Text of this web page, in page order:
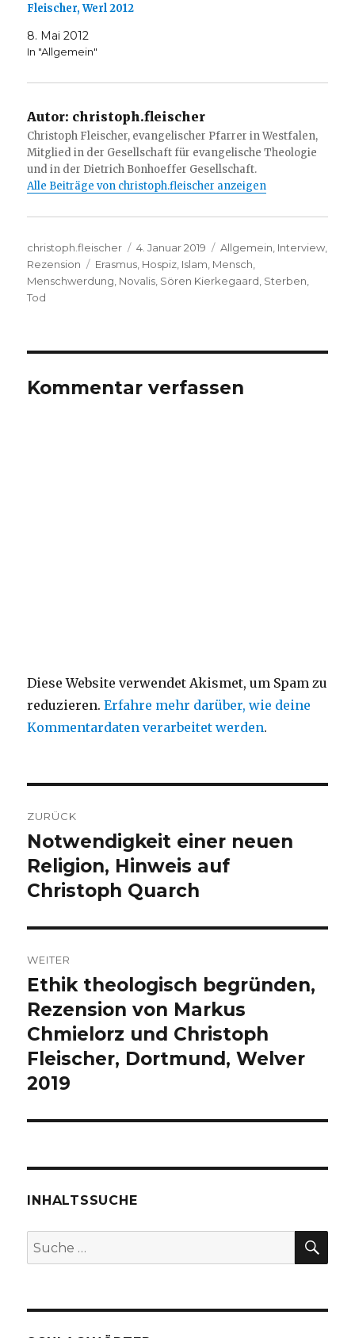
Fleischer, Werl 2012
8. Mai 2012
In "Allgemein"
Autor: christoph.fleischer
Christoph Fleischer, evangelischer Pfarrer in Westfalen,
Mitglied in der Gesellschaft für evangelische Theologie
und in der Dietrich Bonhoeffer Gesellschaft.
Alle Beiträge von christoph.fleischer anzeigen
Autor
christoph.fleischer
Veröffentlicht
am
4. Januar 2019 Kategorien
Allgemein Interview
Rezension
Schlagwörter
Erasmus Hospiz Islam Mensch
Menschwerdung Novalis Sören Kierkegaard Sterben
Tod
Kommentar verfassen
Diese Website verwendet Akismet, um Spam zu
reduzieren.Erfahre mehr darüber, wie deine
Kommentardaten verarbeitet werden.
ZURÜCK
Vorheriger
Beitrag:
Notwendigkeit einer neuen
Religion, Hinweis auf
Christoph Quarch
WEITER
Nächster
Beitrag:
Ethik theologisch begründen,
Rezension von Markus
Chmielorz und Christoph
Fleischer, Dortmund, Welver
2019
INHALTSSUCHE
Suche
nach: